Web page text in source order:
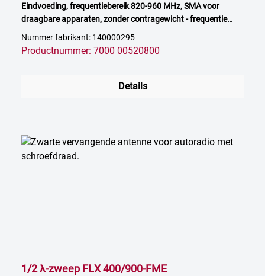
Eindvoeding, frequentiebereik 820-960 MHz, SMA voor
draagbare apparaten, zonder contragewicht - frequentie
Nummer fabrikant: 140000295
Productnummer: 7000 00520800
Details
1/2 λ-zweep FLX 400/900-FME